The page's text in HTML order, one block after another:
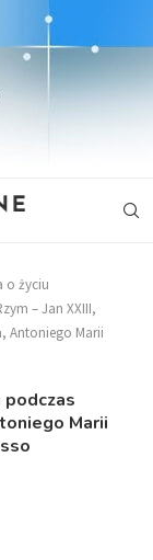
o życiu
– Jan XXIII,
Antoniego Marii
podczas
Marii